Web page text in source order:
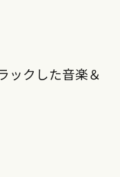
ックした音楽＆